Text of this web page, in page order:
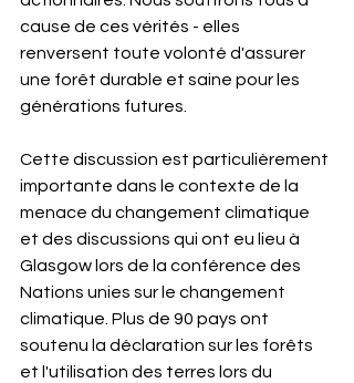
cause de ces vérités - elles
renversent toute volonté d'assurer
une forêt durable et saine pour les
générations futures.
Cette discussion est particulièrement
importante dans le contexte de la
menace du changement climatique
et des discussions qui ont eu lieu à
Glasgow lors de la conférence des
Nations unies sur le changement
climatique. Plus de 90 pays ont
soutenu la déclaration sur les forêts
et l'utilisation des terres lors du